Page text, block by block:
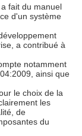
fait du manuel
d'un système
a contribué à
notamment
ainsi que
le choix de la
les
de
du